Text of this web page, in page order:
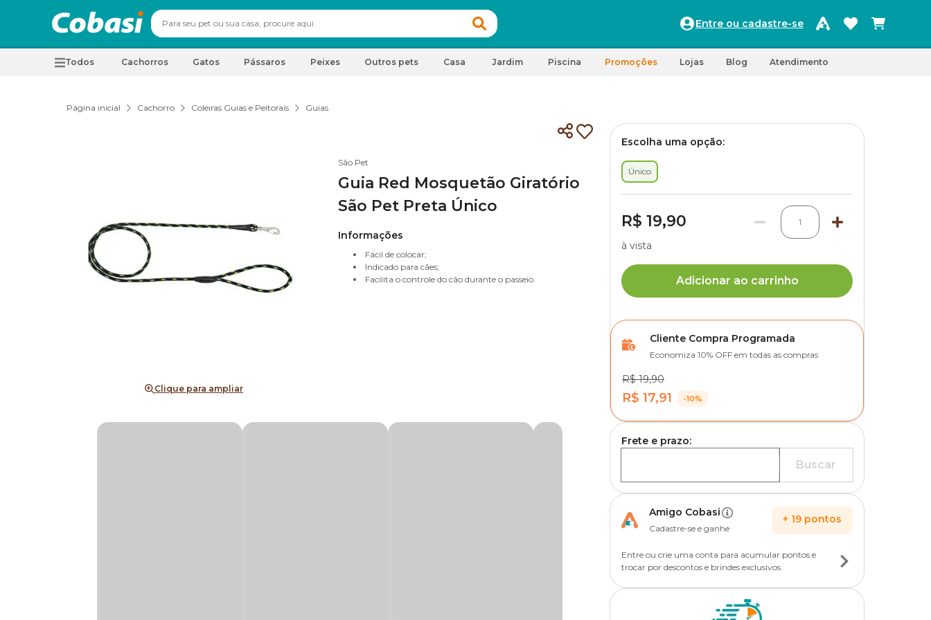
Entre ou cadastre-se
Todos Cachorros Gatos Pássaros Peixes Outros pets Casa Jardim Piscina Promoções Lojas Blog Atendimento
Página inicial Cachorro Coleiras Guias e Peitorais Guias
Clique para ampliar
São Pet
Guia Red Mosquetão Giratório
São Pet Preta Único
Informações
Fácil de colocar;
Indicado para cães;
Facilita o controle do cão durante o passeio.
Escolha uma opção:
Único
R$ 19,90 1
à vista
Adicionar ao carrinho
Cliente Compra Programada
Economiza 10% OFF em todas as compras
R$ 19,90
R$ 17,91 -10%
Frete e prazo:
Buscar
Amigo Cobasi
Cadastre-se e ganhe
+ 19 pontos
Entre ou crie uma conta para acumular pontos e
trocar por descontos e brindes exclusivos.